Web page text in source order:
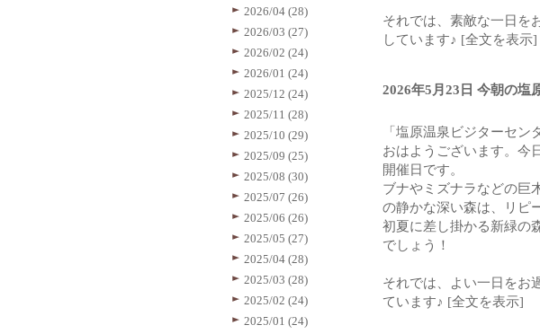
それでは、素敵な一日を
しています♪ [全文を表示]
2026年5月23日 今朝の塩
「塩原温泉ビジターセン
おはようございます。今
開催日です。
ブナやミズナラなどの
の静かな深い森は、リピ
初夏に差し掛かる新緑の
でしょう！
それでは、よい一日をお
ています♪ [全文を表示]
2026/04 (28)
2026/03 (27)
2026/02 (24)
2026/01 (24)
2025/12 (24)
2025/11 (28)
2025/10 (29)
2025/09 (25)
2025/08 (30)
2025/07 (26)
2025/06 (26)
2025/05 (27)
2025/04 (28)
2025/03 (28)
2025/02 (24)
2025/01 (24)